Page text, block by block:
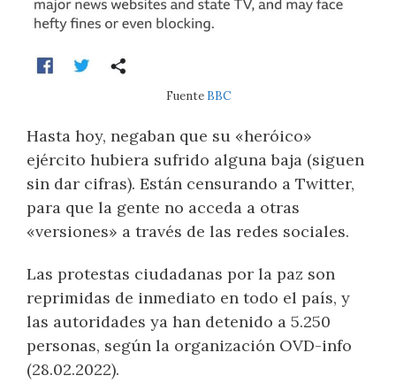
Fuente BBC
Hasta hoy, negaban que su «heróico»
ejército hubiera sufrido alguna baja (siguen
sin dar cifras). Están censurando a Twitter,
para que la gente no acceda a otras
«versiones» a través de las redes sociales.
Las protestas ciudadanas por la paz son
reprimidas de inmediato en todo el país, y
las autoridades ya han detenido a 5.250
personas, según la organización OVD-info
(28.02.2022).